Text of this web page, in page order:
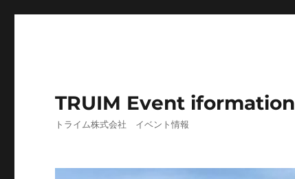
TRUIM Event iformation
トライム株式会社 イベント情報